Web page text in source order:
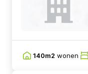
140m2 wonen